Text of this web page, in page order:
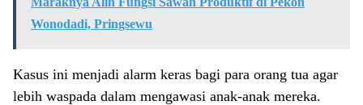
Wonodadi, Pringsewu
Kasus ini menjadi alarm keras bagi para orang tua agar
lebih waspada dalam mengawasi anak-anak mereka.